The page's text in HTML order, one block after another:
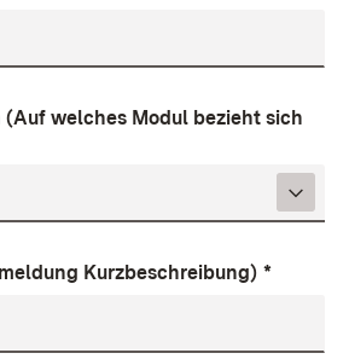
welches Modul bezieht sich
Kurzbeschreibung) *